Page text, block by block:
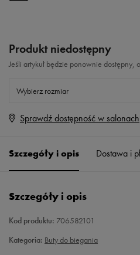
Produkt niedostępny
Jeśli artykuł będzie ponownie dostępny,
Wybierz rozmiar
Rozmiary EU
38,5 24,5 cm
Sprawdź dostępność w salonach
Szczegóły i opis Dostawa i
Szczegóły i opis
Kod produktu: 706582101
Kategoria: Buty do biegania